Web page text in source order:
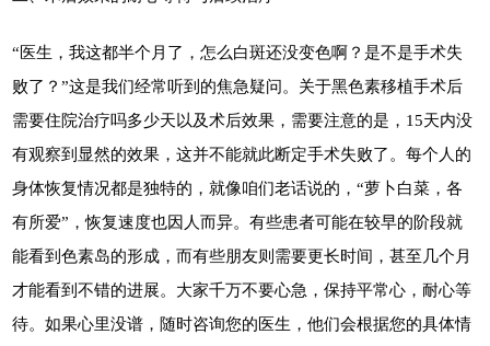
“医生，我这都半个月了，怎么白斑还没变色啊？是不是手术失
败了？”这是我们经常听到的焦急疑问。关于黑色素移植手术后
需要住院治疗吗多少天以及术后效果，需要注意的是，15天内没
有观察到显然的效果，这并不能就此断定手术失败了。每个人的
身体恢复情况都是独特的，就像咱们老话说的，“萝卜白菜，各
有所爱”，恢复速度也因人而异。有些患者可能在较早的阶段就
能看到色素岛的形成，而有些朋友则需要更长时间，甚至几个月
才能看到不错的进展。大家千万不要心急，保持平常心，耐心等
待。如果心里没谱，随时咨询您的医生，他们会根据您的具体情